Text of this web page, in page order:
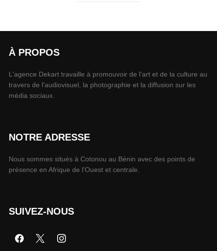
À PROPOS
L'agence Dekart travaille à promouvoir de l'art et de la culture au
travers de l'audiovisuel, la photographie et la diffusion sur les
média sociaux.
NOTRE ADRESSE
Nous sommes situés à Cotonou au Bénin avec des points de
présence en Afrique de l'Ouest et centrale.
SUIVEZ-NOUS